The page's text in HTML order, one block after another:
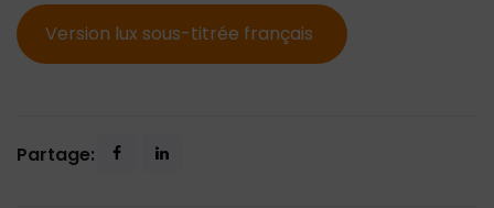
Version lux sous-titrée français
Partage: